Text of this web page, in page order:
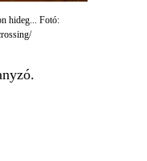
hideg... Fotó: